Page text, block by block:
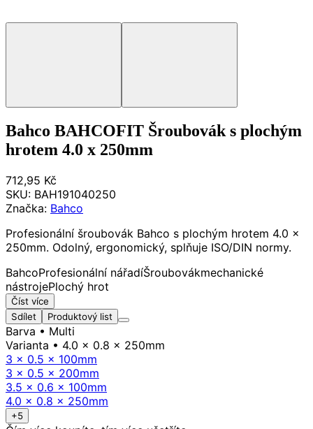
Bahco BAHCOFIT Šroubovák s plochým
hrotem 4.0 x 250mm
712,95 Kč
SKU: BAH191040250
Značka: Bahco
Profesionální šroubovák Bahco s plochým hrotem 4.0 x
250mm. Odolný, ergonomický, splňuje ISO/DIN normy.
BahcoProfesionální nářadíŠroubovákmechanické
nástrojePlochý hrot
Číst více
Sdílet
Produktový list
Barva • Multi
Varianta • 4.0 x 0.8 x 250mm
3 x 0.5 x 100mm
3 x 0.5 x 200mm
3.5 x 0.6 x 100mm
4.0 x 0.8 x 250mm
+5